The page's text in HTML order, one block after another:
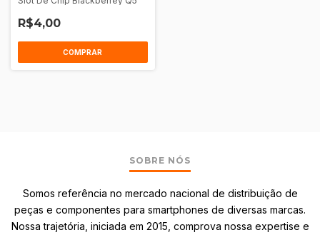
R$4,00
SOBRE NÓS
Somos referência no mercado nacional de distribuição de
peças e componentes para smartphones de diversas marcas.
Nossa trajetória, iniciada em 2015, comprova nossa expertise e